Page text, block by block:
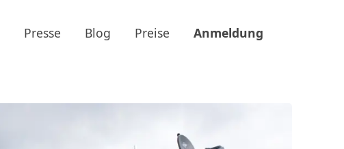
Presse Blog Preise Anmeldung